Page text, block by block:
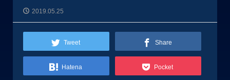
2019.05.25
Tweet Share
Hatena Pocket